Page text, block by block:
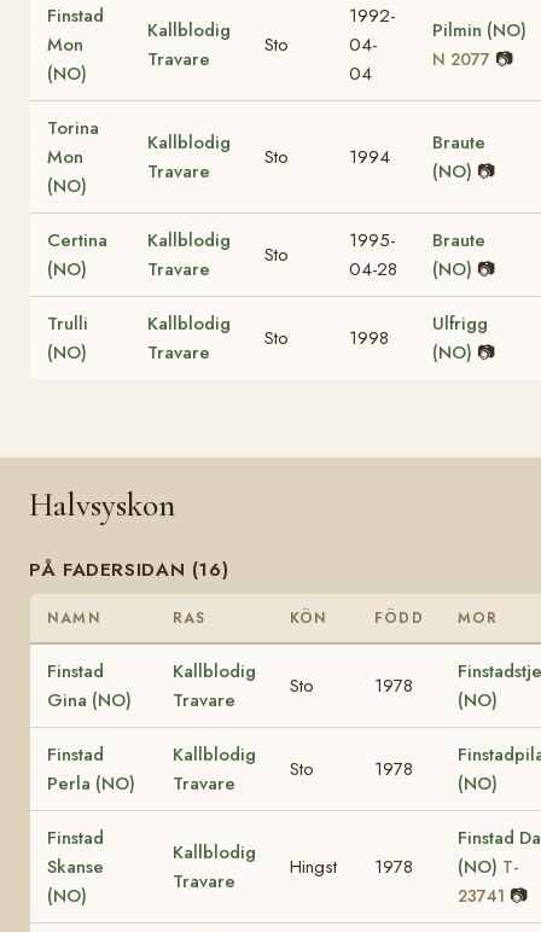
Finstad
Mon
(NO)
Kallblodig
Travare
Sto
1992-
04-
04
Pilmin (NO)
N 2077 📷
Torina
Mon
(NO)
Kallblodig
Travare
Sto 1994
Braute
(NO) 📷
Certina
(NO)
Kallblodig
Travare
Sto
1995-
04-28
Braute
(NO) 📷
Trulli
(NO)
Kallblodig
Travare
Sto 1998
Ulfrigg
(NO) 📷
Halvsyskon
PÅ FADERSIDAN (16)
NAMN RAS KÖN FÖDD MOR
Finstad
Gina (NO)
Kallblodig
Travare
Sto 1978
(NO)
Finstad
Perla (NO)
Kallblodig
Travare
Sto 1978
(NO)
Finstad
Skanse
(NO)
Kallblodig
Travare
Hingst 1978
Finstad
(NO) T-
23741 📷